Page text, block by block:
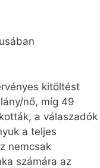
kitöltést
nő, míg 49
a válaszadók
a teljes
nemcsak
számára az